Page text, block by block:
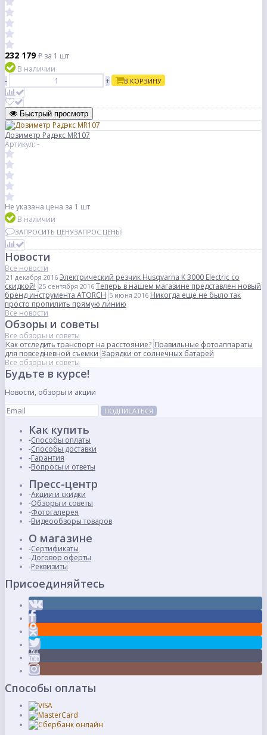
232 179₽ за 1 шт
В наличии
-
+ В КОРЗИНУ
Быстрый просмотр
Дозиметр Радэкс MR107
Артикул: -
Не указана цена за 1 шт
В наличии
ЗАПРОСИТЬ ЦЕНУЗАПРОС ЦЕНЫ
Новости
Все новости
21 декабря 2016 Электрический резчик Husqvarna K 3000 Electric со
скидкой! 25 сентября 2016 Теперь в нашем магазине представлен новый
бренд инструмента ATORCH 5 июня 2016 Никогда еще не было так
просто пропилить прямую линию
Все новости
Обзоры и советы
Все обзоры и советы
Как отследить транспорт на расстояние? Правильные фотоаппараты
для повседневной съемки Зарядки от солнечных батарей
Все обзоры и советы
Будьте в курсе!
Новости, обзоры и акции
ПОДПИСАТЬСЯ
Как купить
Способы оплаты
Способы доставки
Гарантия
Вопросы и ответы
Пресс-центр
Акции и скидки
Обзоры и советы
Фотогалерея
Видеообзоры товаров
О магазине
Сертификаты
Договор оферты
Реквизиты
Присоединяйтесь
Способы оплаты